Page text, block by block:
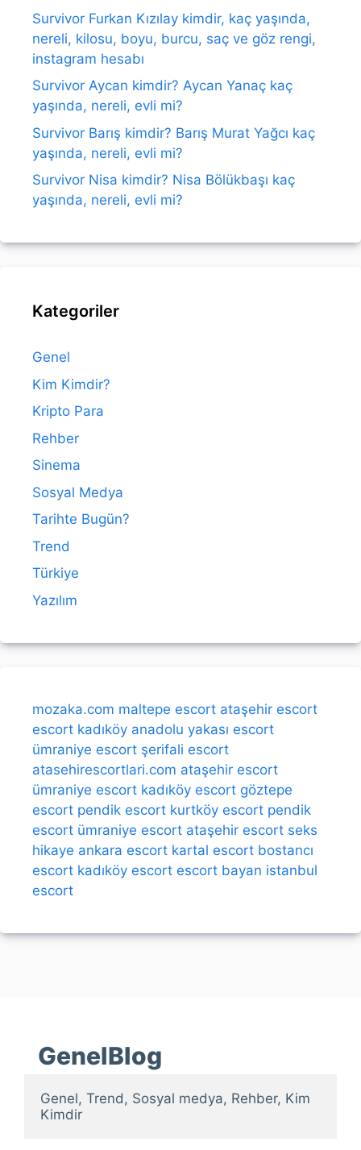
Survivor Furkan Kızılay kimdir, kaç yaşında,
nereli, kilosu, boyu, burcu, saç ve göz rengi,
instagram hesabı
Survivor Aycan kimdir? Aycan Yanaç kaç
yaşında, nereli, evli mi?
Survivor Barış kimdir? Barış Murat Yağcı kaç
yaşında, nereli, evli mi?
Survivor Nisa kimdir? Nisa Bölükbaşı kaç
yaşında, nereli, evli mi?
Kategoriler
Genel
Kim Kimdir?
Kripto Para
Rehber
Sinema
Sosyal Medya
Tarihte Bugün?
Trend
Türkiye
Yazılım
mozaka.com maltepe escort ataşehir escort
escort kadıköy anadolu yakası escort
ümraniye escort şerifali escort
atasehirescortlari.com ataşehir escort
ümraniye escort kadıköy escort göztepe
escort pendik escort kurtköy escort pendik
escort ümraniye escort ataşehir escort seks
hikaye ankara escort kartal escort bostancı
escort kadıköy escort escort bayan istanbul
escort
GenelBlog
Genel, Trend, Sosyal medya, Rehber, Kim
Kimdir